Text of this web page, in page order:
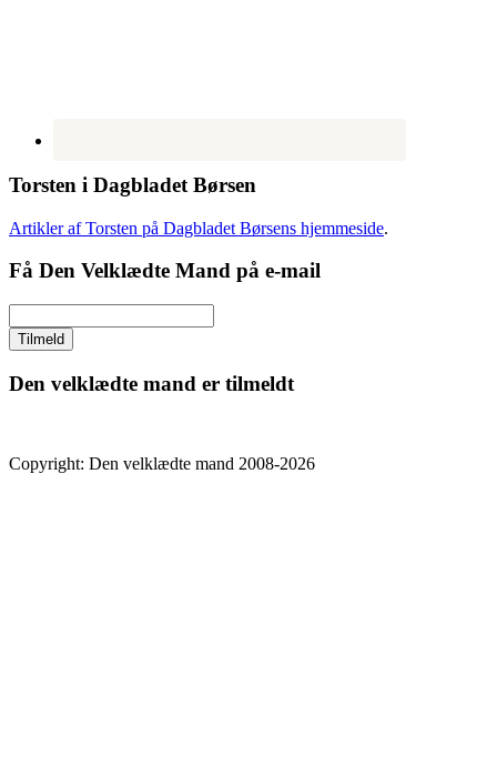
Torsten i Dagbladet Børsen
Artikler af Torsten på Dagbladet Børsens hjemmeside.
Få Den Velklædte Mand på e-mail
Den velklædte mand er tilmeldt
Copyright: Den velklædte mand 2008-2026